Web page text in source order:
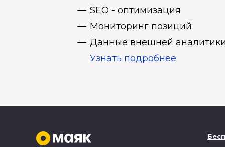
SEO - оптимизация
Мониторинг позиций
Данные внешней
Узнать подробнее